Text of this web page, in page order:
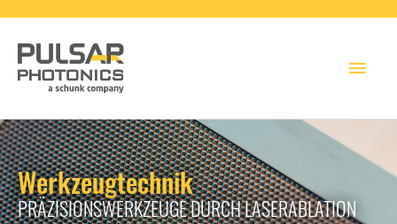
Werkzeugtechnik
PRÄZISIONSWERKZEUGE DURCH LASERABLATION